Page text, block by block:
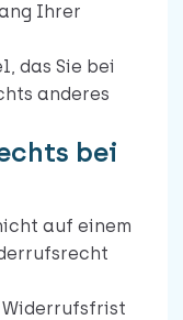
Ihrer
das Sie bei
anderes
bei
auf einem